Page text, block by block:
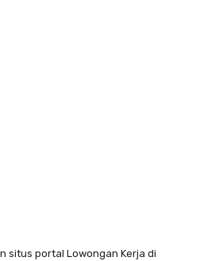
situs portal Lowongan Kerja di